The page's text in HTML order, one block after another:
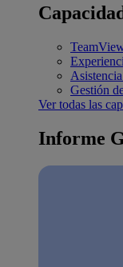
Gestión
Ver todas las
Informe